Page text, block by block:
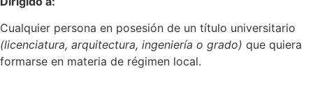
Cualquier persona en posesión de un título universitario
(licenciatura, arquitectura, ingeniería o grado) que quiera
formarse en materia de régimen local.